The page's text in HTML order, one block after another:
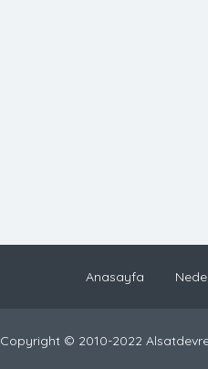
Anasayfa
Copyright © 2010-2022